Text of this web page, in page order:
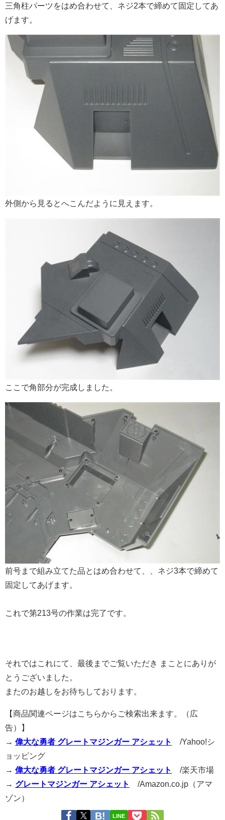
三角柱パーツをはめ合わせて、ネジ2本で締めて固定してあ
げます。
外側から見るとへこんだように見えます。
ここで角部分が完成しました。
前号まで組み立てた品とはめ合わせて、、ネジ3本で締めて
固定してあげます。
これで第213号の作業は完了です。
それではこれにて、最後までご覧いただき まことにありが
とうございました。
またのお越しをお待ちしております。
【商品関連ページはこちらからご検索出来ます。（広
告）】
→ 偉大な勇者 グレートマジンガー アシェット
/Yahoo!シ
ョッピング
→ 偉大な勇者 グレートマジンガー アシェット
/楽天市場
→ グレートマジンガー アシェット
/Amazon.co.jp（アマ
ゾン）
LINE